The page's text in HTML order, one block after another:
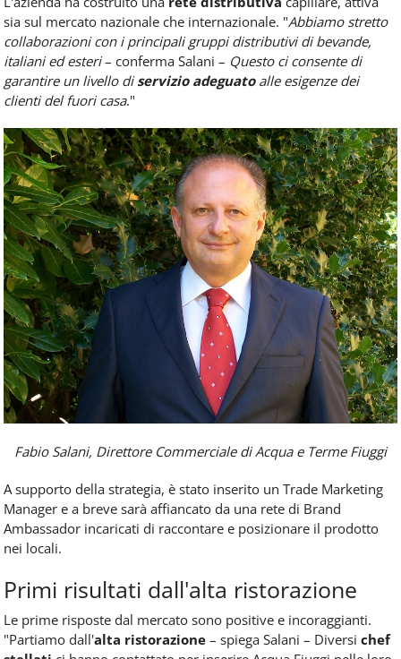
sia sul mercato nazionale che internazionale. "Abbiamo stretto
collaborazioni con i principali gruppi distributivi di bevande,
italiani ed esteri– conferma Salani – Questo ci consente di
garantire un livello diservizio adeguatoalle esigenze dei
clienti del fuori casa."
Fabio Salani, Direttore Commerciale di Acqua e Terme Fiuggi
A supporto della strategia, è stato inserito un Trade Marketing
Manager e a breve sarà affiancato da una rete di Brand
Ambassador incaricati di raccontare e posizionare il prodotto
nei locali.
Primi risultati dall'alta ristorazione
Le prime risposte dal mercato sono positive e incoraggianti.
"Partiamo dall'alta ristorazione – spiega Salani – Diversi chef